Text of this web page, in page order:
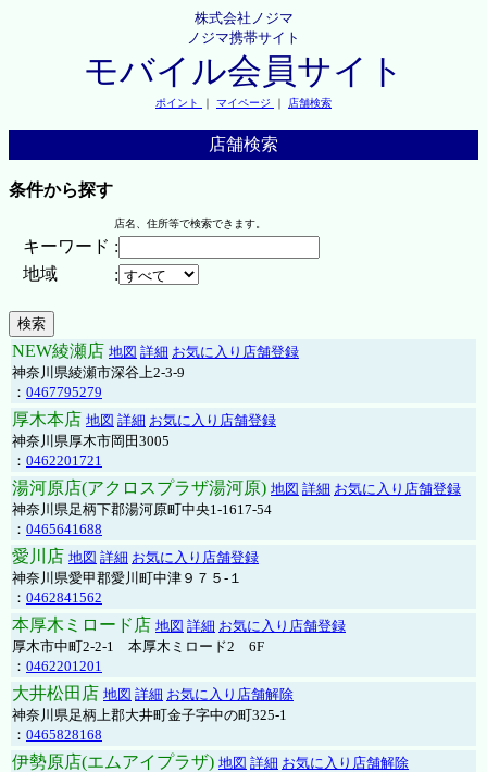
株式会社ノジマ
ノジマ携帯サイト
モバイル会員サイト
ポイント ｜ マイページ ｜ 店舗検索
店舗検索
条件から探す
店名、住所等で検索できます。
キーワード :
地域
:
NEW綾瀬店 地図 詳細 お気に入り店舗登録
神奈川県綾瀬市深谷上2-3-9
： 0467795279
厚木本店 地図 詳細 お気に入り店舗登録
神奈川県厚木市岡田3005
： 0462201721
湯河原店(アクロスプラザ湯河原) 地図 詳細 お気に入り店舗登録
神奈川県足柄下郡湯河原町中央1-1617-54
： 0465641688
愛川店 地図 詳細 お気に入り店舗登録
神奈川県愛甲郡愛川町中津９７５-１
： 0462841562
本厚木ミロード店 地図 詳細 お気に入り店舗登録
厚木市中町2-2-1 本厚木ミロード2 6F
： 0462201201
大井松田店 地図 詳細 お気に入り店舗解除
神奈川県足柄上郡大井町金子字中の町325-1
： 0465828168
伊勢原店(エムアイプラザ) 地図 詳細 お気に入り店舗解除